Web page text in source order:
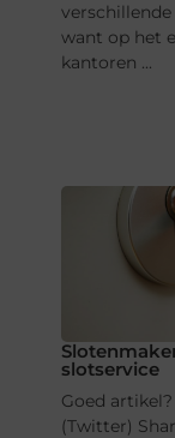
want op het
kantoren ...
slotservice
Goed
(Twitter)